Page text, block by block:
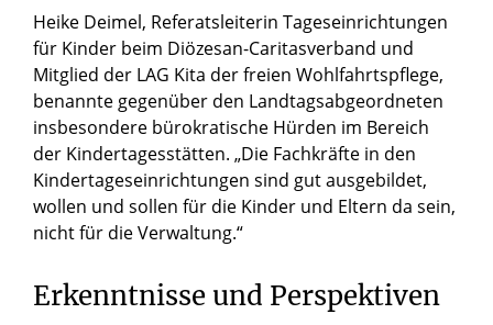
Heike Deimel, Referatsleiterin Tageseinrichtungen
für Kinder beim Diözesan-Caritasverband und
Mitglied der LAG Kita der freien Wohlfahrtspflege,
benannte gegenüber den Landtagsabgeordneten
insbesondere bürokratische Hürden im Bereich
der Kindertagesstätten. „Die Fachkräfte in den
Kindertageseinrichtungen sind gut ausgebildet,
wollen und sollen für die Kinder und Eltern da sein,
nicht für die Verwaltung.“
Erkenntnisse und Perspektiven